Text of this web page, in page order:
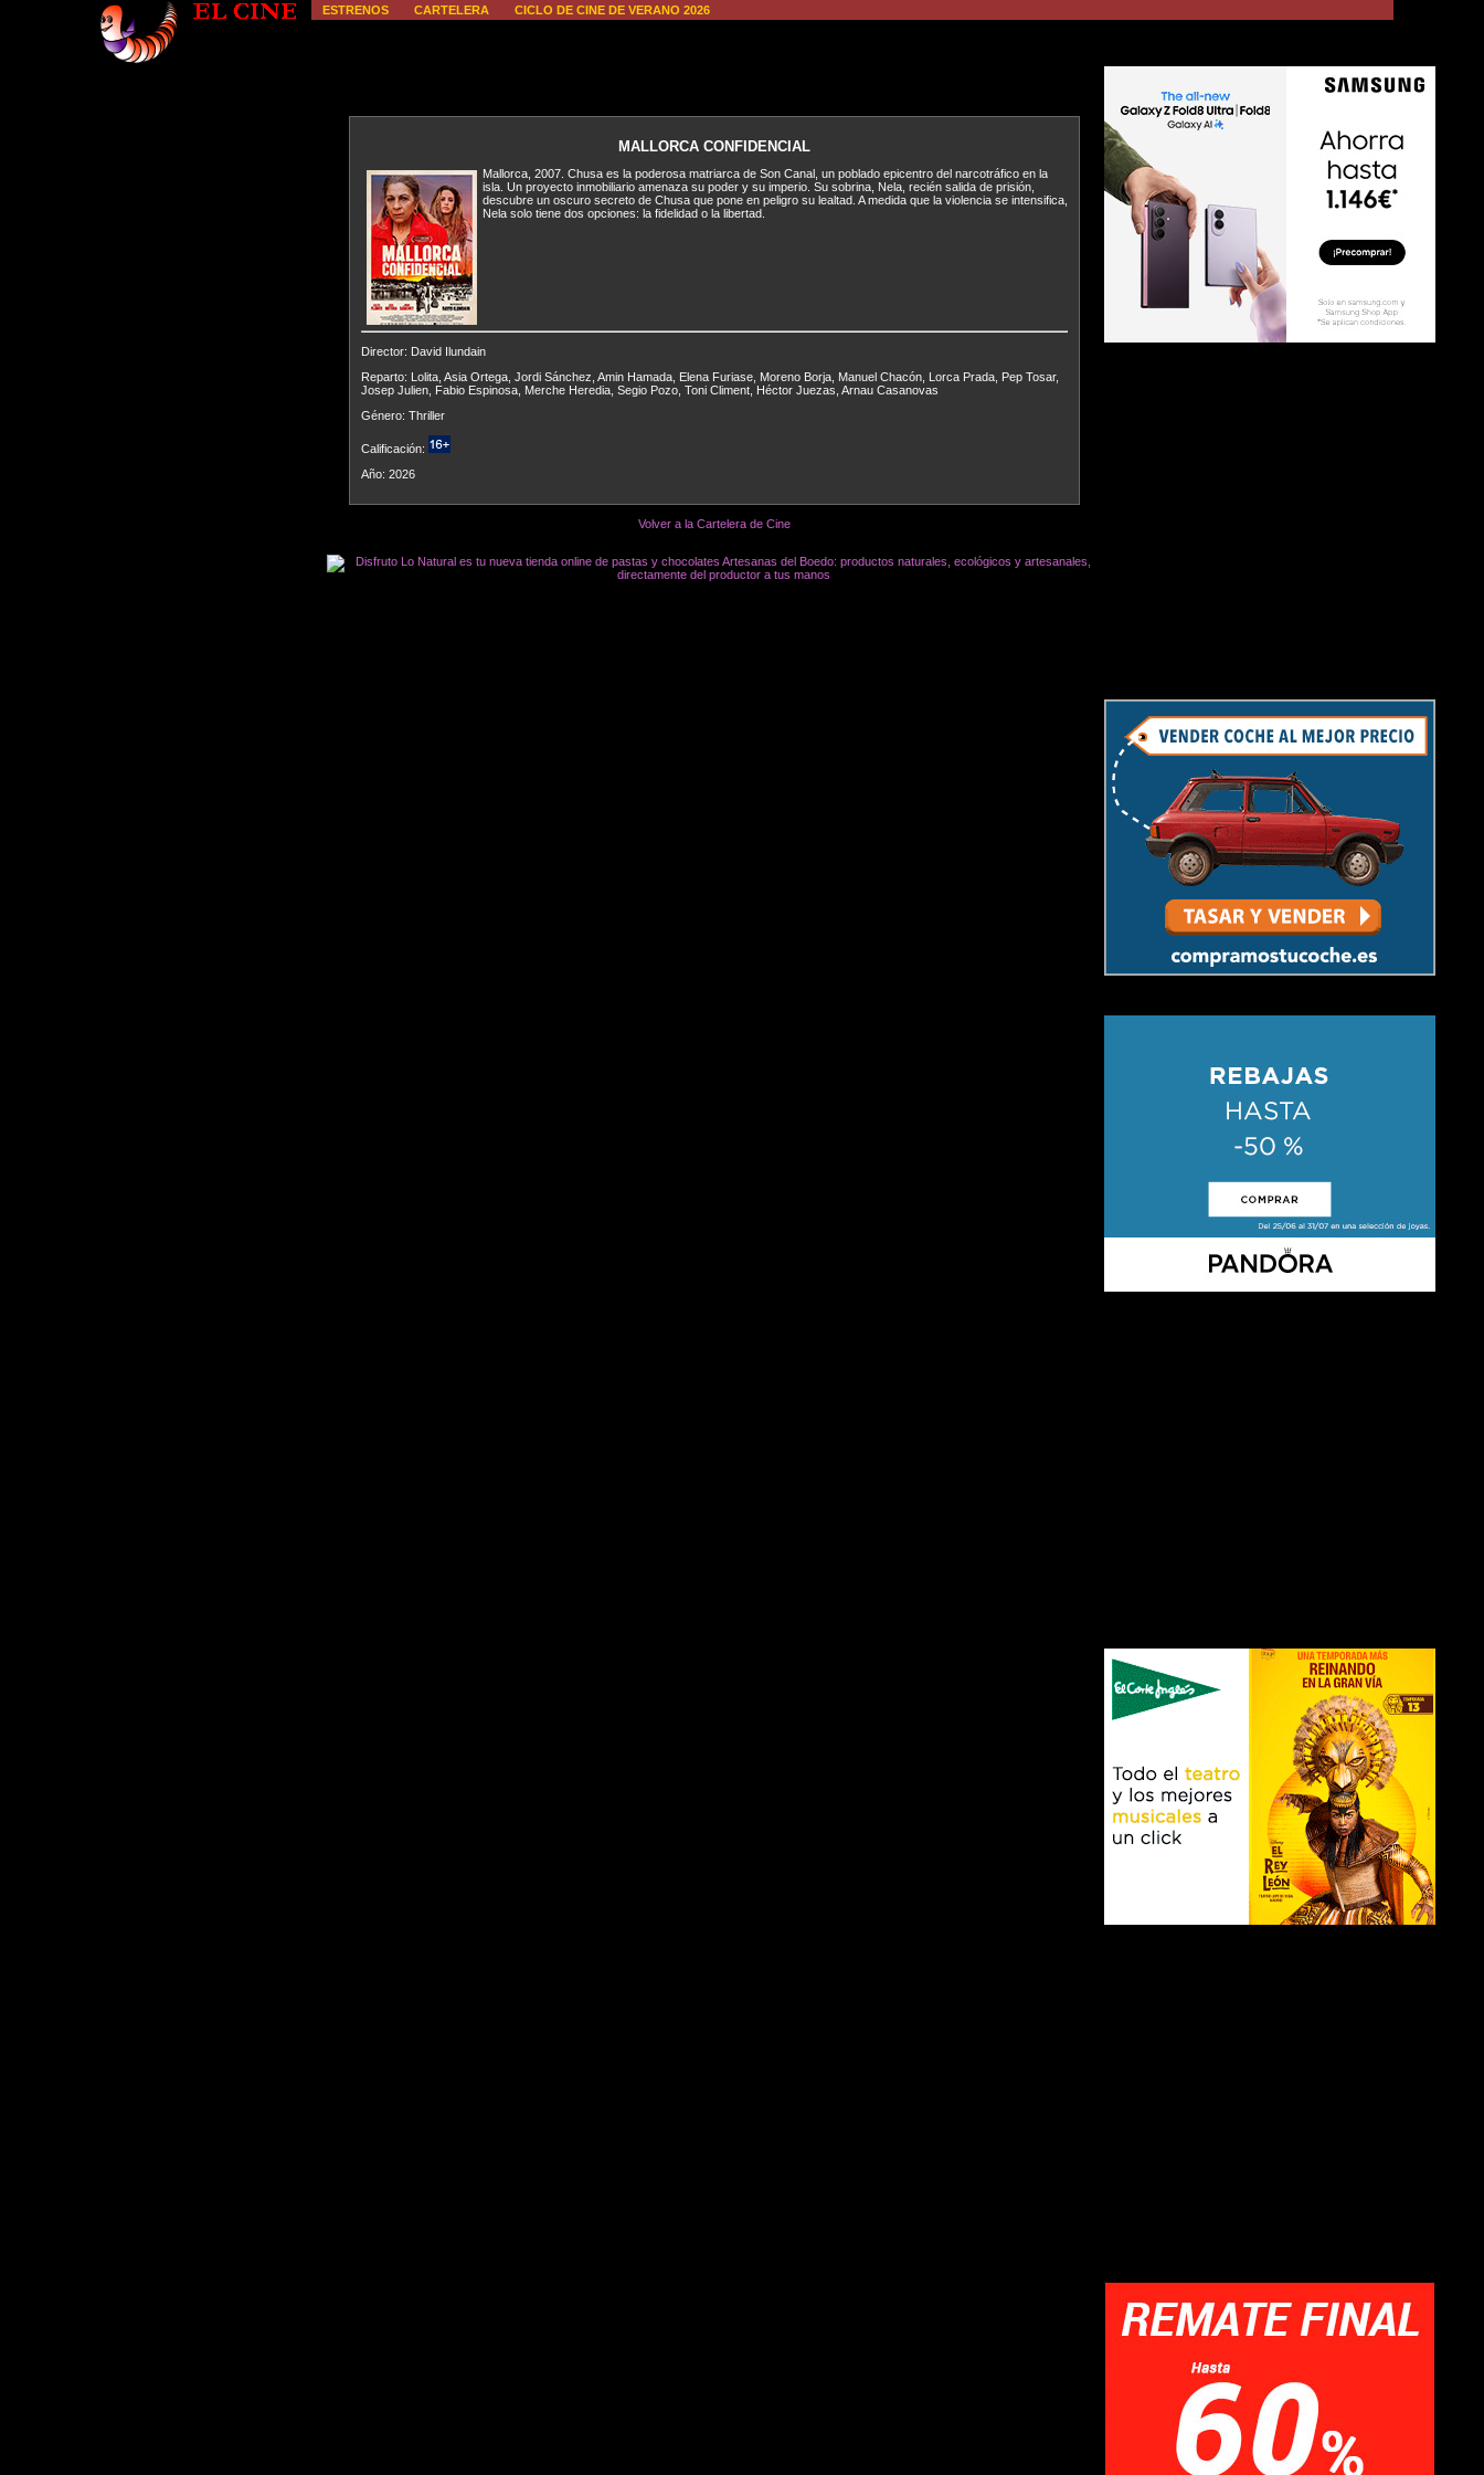
ESTRENOS CARTELERA CICLO DE CINE DE VERANO 2026
MALLORCA CONFIDENCIAL
Mallorca, 2007. Chusa es la poderosa matriarca de Son Canal, un poblado epicentro del narcotráfico en la
isla. Un proyecto inmobiliario amenaza su poder y su imperio. Su sobrina, Nela, recién salida de prisión,
descubre un oscuro secreto de Chusa que pone en peligro su lealtad. A medida que la violencia se intensifica,
Nela solo tiene dos opciones: la fidelidad o la libertad.
Director: David Ilundain
Reparto: Lolita, Asia Ortega, Jordi Sánchez, Amin Hamada, Elena Furiase, Moreno Borja, Manuel Chacón, Lorca Prada, Pep Tosar,
Josep Julien, Fabio Espinosa, Merche Heredia, Segio Pozo, Toni Climent, Héctor Juezas, Arnau Casanovas
Género: Thriller
Calificación:
Año: 2026
Volver a la Cartelera de Cine